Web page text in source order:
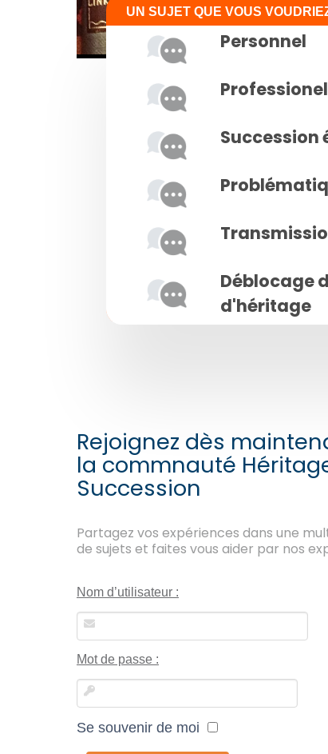
UN SUJET QUE VOUS
Personnel
Professionel
Succession
Déblocage
d'héritage
Rejoignez dès
la commnauté
Succession
Partagez vos expériences dans une
de sujets et faites vous aider par nos
Nom d’utilisateur :
Mot de passe :
Se souvenir de moi